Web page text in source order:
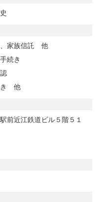
、家族信託 他
続き
き 他
前近江鉄道ビル５階５１